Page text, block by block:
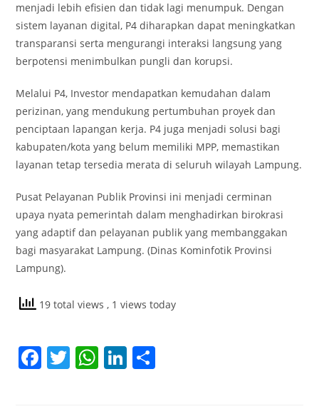
menjadi lebih efisien dan tidak lagi menumpuk. Dengan
sistem layanan digital, P4 diharapkan dapat meningkatkan
transparansi serta mengurangi interaksi langsung yang
berpotensi menimbulkan pungli dan korupsi.
Melalui P4, Investor mendapatkan kemudahan dalam
perizinan, yang mendukung pertumbuhan proyek dan
penciptaan lapangan kerja. P4 juga menjadi solusi bagi
kabupaten/kota yang belum memiliki MPP, memastikan
layanan tetap tersedia merata di seluruh wilayah Lampung.
Pusat Pelayanan Publik Provinsi ini menjadi cerminan
upaya nyata pemerintah dalam menghadirkan birokrasi
yang adaptif dan pelayanan publik yang membanggakan
bagi masyarakat Lampung. (Dinas Kominfotik Provinsi
Lampung).
19 total views, 1 views today
F T W Li